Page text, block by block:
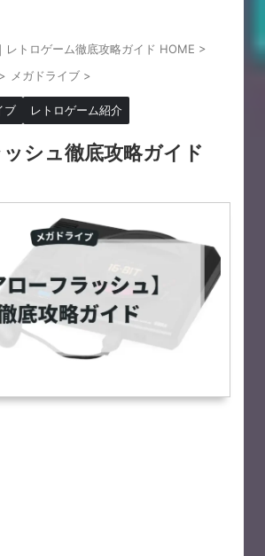
レトロゲーム徹底攻略ガイド HOME >
> メガドライブ >
ブ レトロゲーム紹介
シュ徹底攻略ガイド